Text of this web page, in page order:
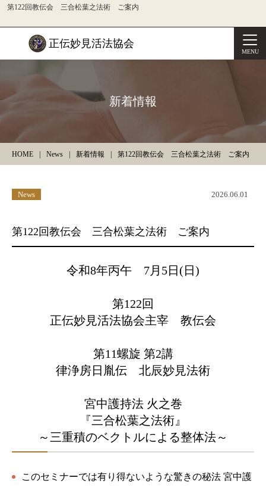
第122回教伝会 三合松葉之法術 ご案内
正伝妙見活法協会
MENU
新着情報
HOME News 新着情報 第122回教伝会 三合松葉之法術 ご案内
News 2026.06.01
第122回教伝会 三合松葉之法術 ご案内
令和8年丙午 7月5日(日)
第122回
正伝妙見活法協会主宰 教伝会
第11螺旋 第2講
律浄房日胤伝 北辰妙見法術
宮中護持法 火之巻
『三合松葉之法術』
～三重積のベクトルによる整体法～
このセミナーでは有り得ないような驚きの秘法 宮中護